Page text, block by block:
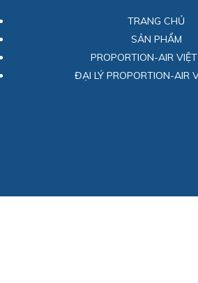
TRANG CHỦ
SẢN PHẨM
PROPORTION-AIR
ĐẠI LÝ PROPORTION-AIR